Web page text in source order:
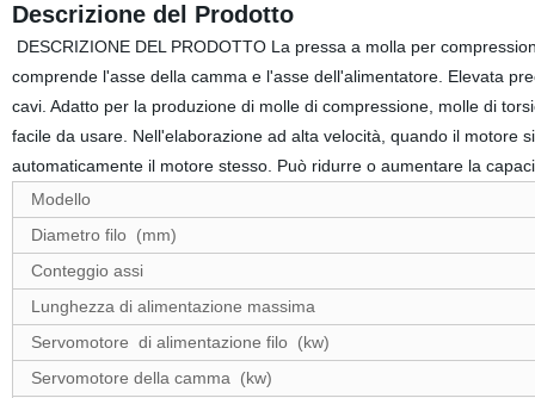
Descrizione del Prodotto
DESCRIZIONE DEL PRODOTTO La pressa a molla per
comprende l'asse della camma e l'asse dell'alimentatore. Elevata
cavi. Adatto per la produzione di molle di compressione, molle di
facile da usare. Nell'elaborazione ad alta velocità, quando il motore
automaticamente il motore stesso. Può ridurre o aumentare la
Modello
Diametro filo (mm)
Conteggio assi
Lunghezza di alimentazione massima
Servomotore di alimentazione filo (kw)
Servomotore della camma (kw)